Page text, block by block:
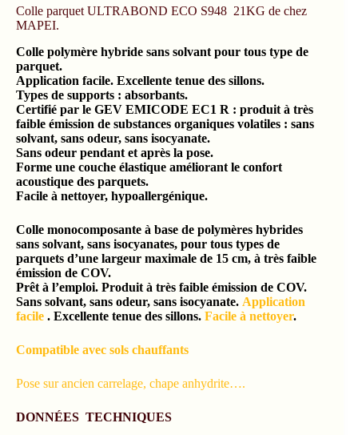
Colle parquet ULTRABOND ECO S948 21KG de chez
MAPEI.
Colle polymère hybride sans solvant pour tous type de
parquet.
Application facile. Excellente tenue des sillons.
Types de supports : absorbants.
Certifié par le GEV EMICODE EC1 R : produit à très
faible émission de substances organiques volatiles : sans
solvant, sans odeur, sans isocyanate.
Sans odeur pendant et après la pose.
Forme une couche élastique améliorant le confort
acoustique des parquets.
Facile à nettoyer, hypoallergénique.
Colle monocomposante à base de polymères hybrides
sans solvant, sans isocyanates, pour tous types de
parquets d’une largeur maximale de 15 cm, à très faible
émission de COV.
Prêt à l’emploi. Produit à très faible émission de COV.
Sans solvant, sans odeur, sans isocyanate. Application
facile . Excellente tenue des sillons. Facile à nettoyer.
Compatible avec sols chauffants
Pose sur ancien carrelage, chape anhydrite….
DONNÉES TECHNIQUES